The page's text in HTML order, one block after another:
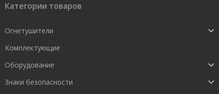
Категории товаров
Огнетушители
Комплектующие
Оборудование
Знаки безопасности